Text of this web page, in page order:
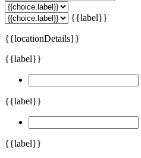
{{label}}
{{locationDetails}}
{{label}}
{{label}}
{{label}}